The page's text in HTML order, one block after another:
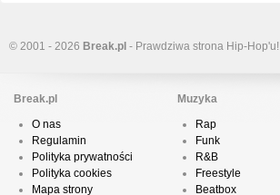
© 2001 - 2026 Break.pl - Prawdziwa strona Hip-Hop'u!
Break.pl
O nas
Regulamin
Polityka prywatności
Polityka cookies
Mapa strony
Muzyka
Rap
Funk
R&B
Freestyle
Beatbox